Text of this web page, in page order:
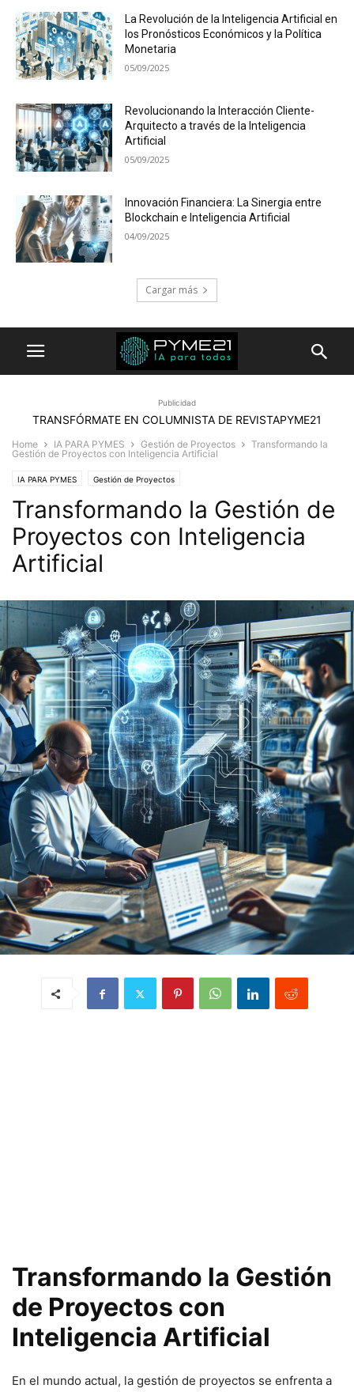
La Revolución de la Inteligencia Artificial en
los Pronósticos Económicos y la Política
Monetaria
05/09/2025
Revolucionando la Interacción Cliente-
Arquitecto a través de la Inteligencia
Artificial
05/09/2025
Innovación Financiera: La Sinergia entre
Blockchain e Inteligencia Artificial
04/09/2025
Cargar más